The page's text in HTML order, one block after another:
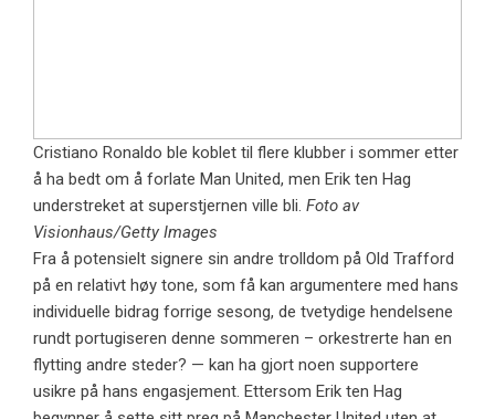
Cristiano Ronaldo ble koblet til flere klubber i sommer etter
å ha bedt om å forlate Man United, men Erik ten Hag
understreket at superstjernen ville bli. Foto av
Visionhaus/Getty Images
Fra å potensielt signere sin andre trolldom på Old Trafford
på en relativt høy tone, som få kan argumentere med hans
individuelle bidrag forrige sesong, de tvetydige hendelsene
rundt portugiseren denne sommeren – orkestrerte han en
flytting andre steder? — kan ha gjort noen supportere
usikre på hans engasjement. Ettersom Erik ten Hag